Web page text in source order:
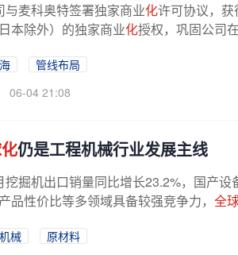
与麦科奥特签署独家商业化许可协议，获
本除外）的独家商业化授权，巩固公司
管线布局
06-04 21:08
仍是工程机械行业发展主线
挖掘机出口销量同比增长23.2%，国产
品性价比等多领域具备较强竞争力， 全
械
原材料